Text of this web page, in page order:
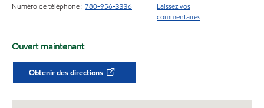
Numéro de téléphone : 780-956-3336
Laissez vos
commentaires
Ouvert maintenant
Obtenir des directions